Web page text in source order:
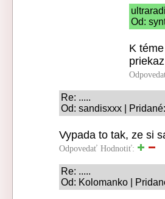
Od:
K
Re: .....
Od: sandisxxx |
Vypada to tak, ze si
Odpovedať Hodnotiť:
Re: .....
Od: Kolomanko |